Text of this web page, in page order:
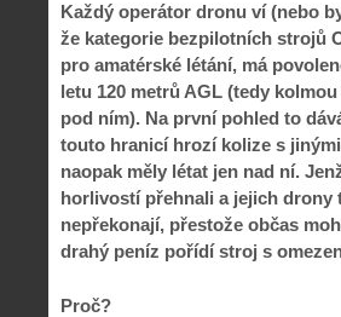
Každý operátor dronu ví (nebo
že kategorie bezpilotních strojů
pro amatérské létání, má
letu 120 metrů AGL (tedy
pod ním). Na první pohled to
touto hranicí hrozí kolize s
naopak měly létat jen nad ní.
horlivostí přehnali a jejich drony
nepřekonají, přestože občas
drahý peníz pořídí stroj s
Proč?